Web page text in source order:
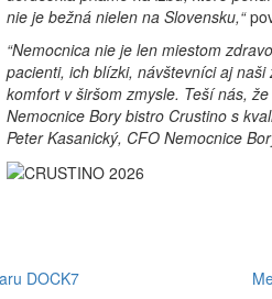
nie je bežná nielen na Slovensku,“
“Nemocnica nie je len miestom
pacienti, ich blízki, návštevníci aj
komfort v širšom zmysle. Teší nás,
Nemocnice Bory bistro Crustino s
Peter Kasanický, CFO Nemocnice
DOCK7